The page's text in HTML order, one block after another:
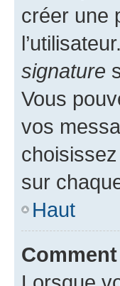
créer une
signature
Vous
vos
sur
Haut